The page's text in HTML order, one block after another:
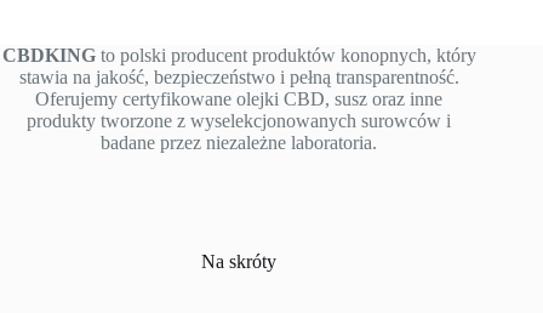
CBDKINGto polski producent produktów konopnych, który
stawia na jakość, bezpieczeństwo i pełną transparentność.
Oferujemy certyfikowane olejki CBD, susz oraz inne
produkty tworzone z wyselekcjonowanych surowców i
badane przez niezależne laboratoria.
Na skróty